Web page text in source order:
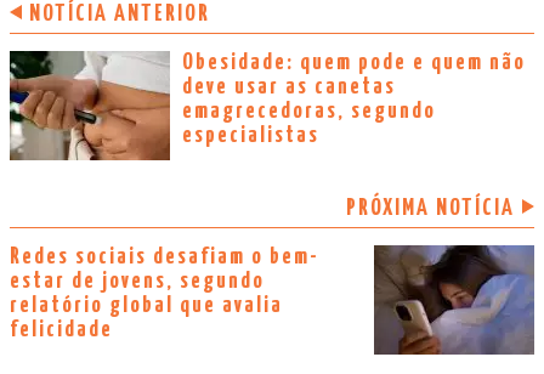
NOTÍCIA ANTERIOR
Obesidade: quem pode e quem não
deve usar as canetas
emagrecedoras, segundo
especialistas
PRÓXIMA NOTÍCIA
Redes sociais desafiam o bem-
estar de jovens, segundo
relatório global que avalia
felicidade